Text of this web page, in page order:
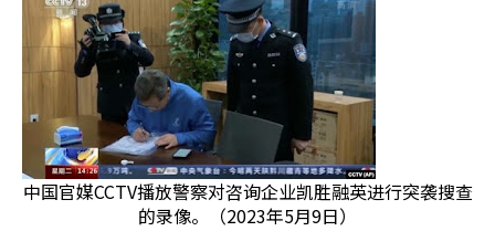
中国官媒CCTV播放警察对咨询企业凯胜融英进行突袭搜查
的录像。（2023年5月9日）